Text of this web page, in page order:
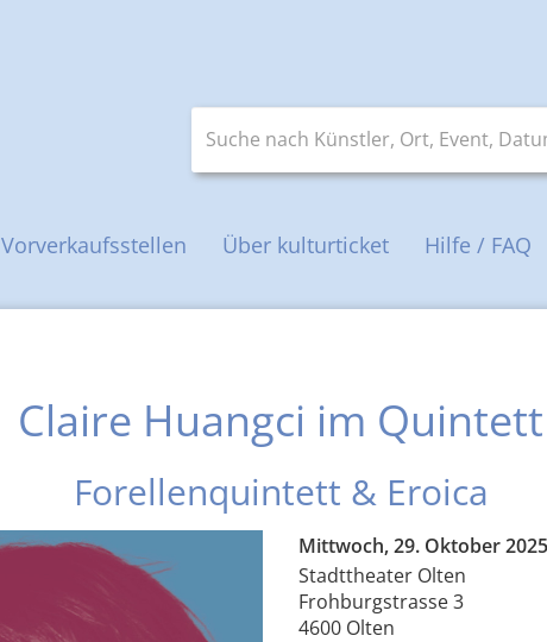
Vorverkaufsstellen Über kulturticket Hilfe / FAQ
Claire Huangci im Quintett
Forellenquintett & Eroica
Mittwoch, 29. Oktober
Stadttheater Olten
Frohburgstrasse 3
4600 Olten